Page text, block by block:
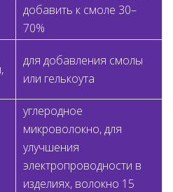
добавить к смоле 30–
70%
для добавления смолы
или гелькоута
углеродное
микроволокно, для
улучшения
электропроводности в
изделиях, волокно 15